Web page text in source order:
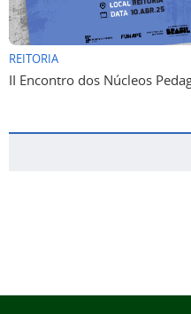
REITORIA
II Encontro dos Núcleos